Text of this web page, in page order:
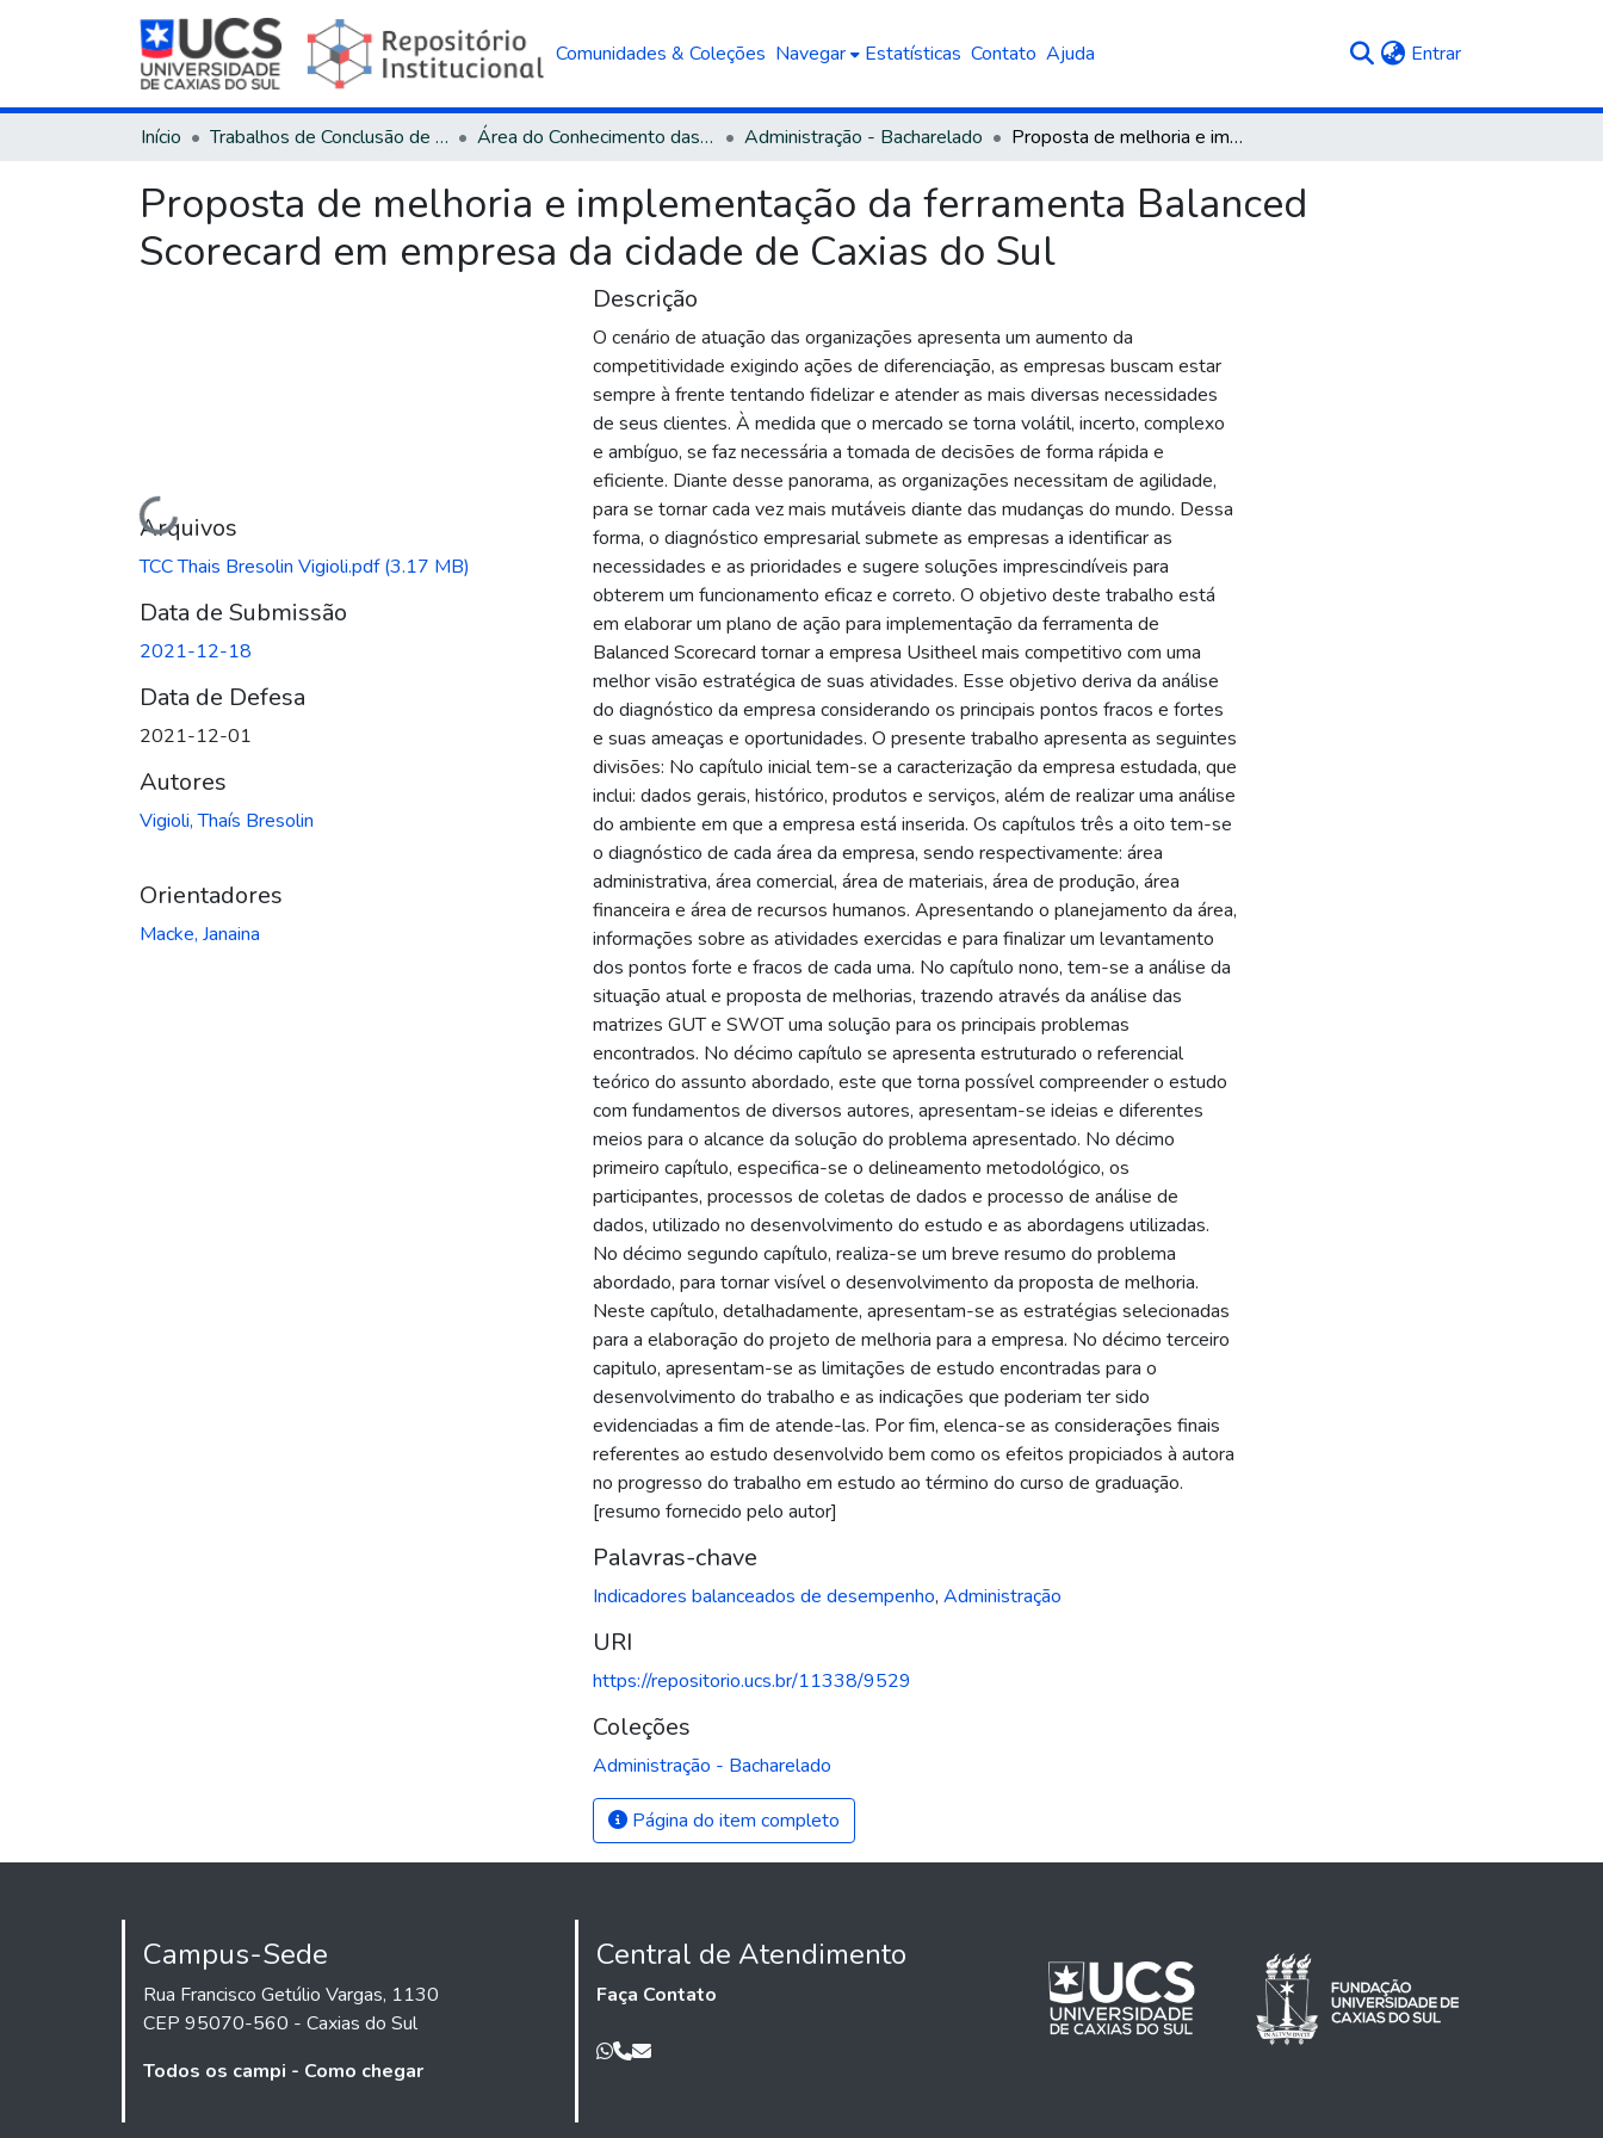
Comunidades & Coleções Navegar Estatísticas Contato Ajuda Entrar(current)
Início Trabalhos de Conclusão de Curso Área do Conhecimento das Ciências Sociais Aplicadas Administração - Bacharelado Proposta de melhoria e implementação da ferramenta Balanced Scorecard em empresa da cidade de Caxias do Sul
Proposta de melhoria e implementação da ferramenta Balanced
Scorecard em empresa da cidade de Caxias do Sul
Carregando...
Arquivos
TCC Thais Bresolin Vigioli.pdf(3.17 MB)
Data de Submissão
2021-12-18
Data de Defesa
2021-12-01
Autores
Vigioli, Thaís Bresolin
Orientadores
Macke, Janaina
Descrição
O cenário de atuação das organizações apresenta um aumento da
competitividade exigindo ações de diferenciação, as empresas buscam estar
sempre à frente tentando fidelizar e atender as mais diversas necessidades
de seus clientes. À medida que o mercado se torna volátil, incerto, complexo
e ambíguo, se faz necessária a tomada de decisões de forma rápida e
eficiente. Diante desse panorama, as organizações necessitam de agilidade,
para se tornar cada vez mais mutáveis diante das mudanças do mundo. Dessa
forma, o diagnóstico empresarial submete as empresas a identificar as
necessidades e as prioridades e sugere soluções imprescindíveis para
obterem um funcionamento eficaz e correto. O objetivo deste trabalho está
em elaborar um plano de ação para implementação da ferramenta de
Balanced Scorecard tornar a empresa Usitheel mais competitivo com uma
melhor visão estratégica de suas atividades. Esse objetivo deriva da análise
do diagnóstico da empresa considerando os principais pontos fracos e fortes
e suas ameaças e oportunidades. O presente trabalho apresenta as seguintes
divisões: No capítulo inicial tem-se a caracterização da empresa estudada, que
inclui: dados gerais, histórico, produtos e serviços, além de realizar uma análise
do ambiente em que a empresa está inserida. Os capítulos três a oito tem-se
o diagnóstico de cada área da empresa, sendo respectivamente: área
administrativa, área comercial, área de materiais, área de produção, área
financeira e área de recursos humanos. Apresentando o planejamento da área,
informações sobre as atividades exercidas e para finalizar um levantamento
dos pontos forte e fracos de cada uma. No capítulo nono, tem-se a análise da
situação atual e proposta de melhorias, trazendo através da análise das
matrizes GUT e SWOT uma solução para os principais problemas
encontrados. No décimo capítulo se apresenta estruturado o referencial
teórico do assunto abordado, este que torna possível compreender o estudo
com fundamentos de diversos autores, apresentam-se ideias e diferentes
meios para o alcance da solução do problema apresentado. No décimo
primeiro capítulo, especifica-se o delineamento metodológico, os
participantes, processos de coletas de dados e processo de análise de
dados, utilizado no desenvolvimento do estudo e as abordagens utilizadas.
No décimo segundo capítulo, realiza-se um breve resumo do problema
abordado, para tornar visível o desenvolvimento da proposta de melhoria.
Neste capítulo, detalhadamente, apresentam-se as estratégias selecionadas
para a elaboração do projeto de melhoria para a empresa. No décimo terceiro
capitulo, apresentam-se as limitações de estudo encontradas para o
desenvolvimento do trabalho e as indicações que poderiam ter sido
evidenciadas a fim de atende-las. Por fim, elenca-se as considerações finais
referentes ao estudo desenvolvido bem como os efeitos propiciados à autora
no progresso do trabalho em estudo ao término do curso de graduação.
[resumo fornecido pelo autor]
Palavras-chave
Indicadores balanceados de desempenho, Administração
URI
https://repositorio.ucs.br/11338/9529
Coleções
Administração - Bacharelado
Página do item completo
Campus-Sede
Rua Francisco Getúlio Vargas, 1130
CEP 95070-560 - Caxias do Sul
Todos os campi - Como chegar
Central de Atendimento
Faça Contato